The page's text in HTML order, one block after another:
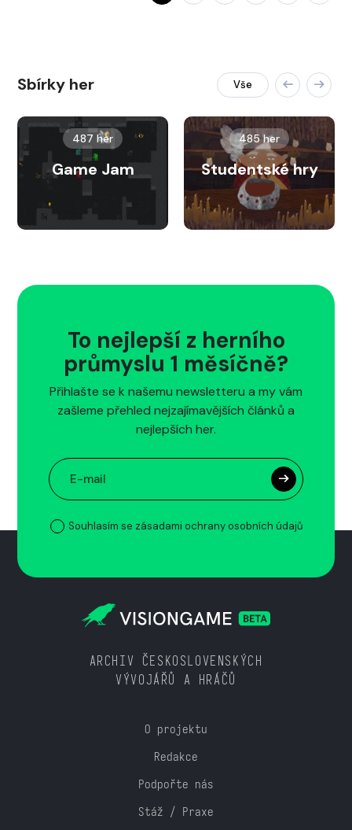
Sbírky her Vše
487 her
Game Jam
485 her
Studentské hry
To nejlepší z herního
průmyslu 1 měsíčně?
Přihlašte se k našemu newsletteru a my vám
zašleme přehled nejzajímavějších článků a
nejlepších her.
Souhlasím se zásadami ochrany osobních údajů
ARCHIV ČESKOSLOVENSKÝCH
VÝVOJÁŘŮ A HRÁČŮ
O projektu
Redakce
Podpořte nás
Stáž / Praxe